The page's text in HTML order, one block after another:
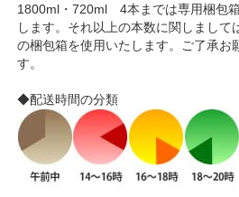
1800ml・720ml 4本までは専用梱包
します。それ以上の本数に関しまして
の梱包箱を使用いたします。ご了承お
す。
◆配送時間の分類